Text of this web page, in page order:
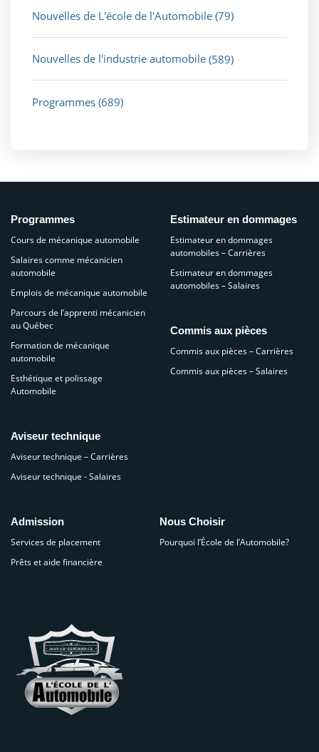
Nouvelles de L'école de l'Automobile (79)
Nouvelles de l'industrie automobile (589)
Programmes (689)
Programmes
Cours de mécanique automobile
Salaires comme mécanicien
automobile
Emplois de mécanique automobile
Parcours de l’apprenti mécanicien
au Québec
Formation de mécanique
automobile
Esthétique et polissage
Automobile
Aviseur technique
Aviseur technique – Carrières
Aviseur technique - Salaires
Estimateur en dommages
Estimateur en dommages
automobiles – Carrières
Estimateur en dommages
automobiles – Salaires
Commis aux pièces
Commis aux pièces – Carrières
Commis aux pièces – Salaires
Admission
Services de placement
Prêts et aide financière
Nous Choisir
Pourquoi l’École de l’Automobile?